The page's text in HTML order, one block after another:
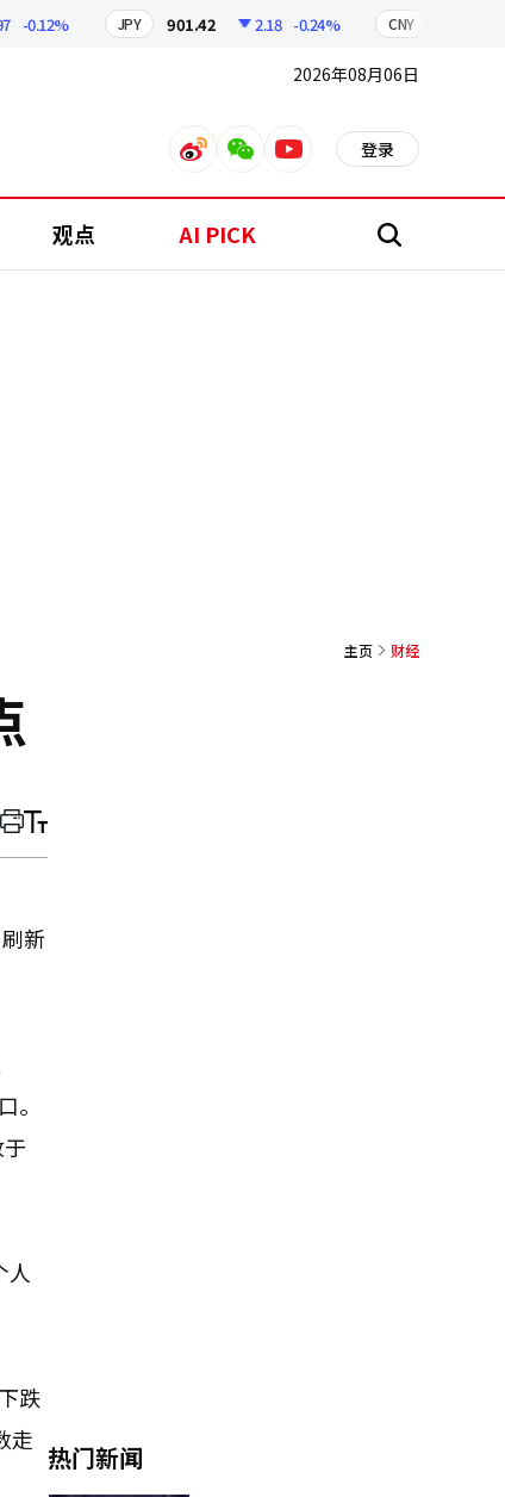
JPY 901.42 2.18 -0.24% CNY 210.96
2026年08月06日
weiboweixinyoutube 登录
观点 AI PICK 搜
主页 财经
打 调
大
新
。
人
跌
走
热门新闻